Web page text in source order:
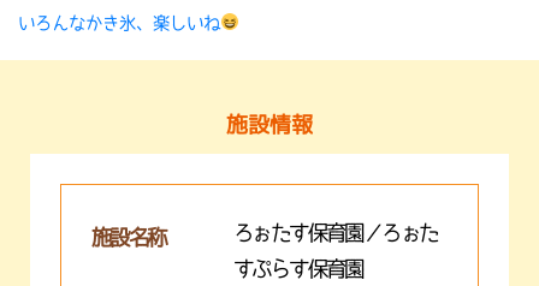
いろんなかき氷、楽しいね
施設情報
施設名称
ろぉたす保育園／ろぉた
すぷらす保育園